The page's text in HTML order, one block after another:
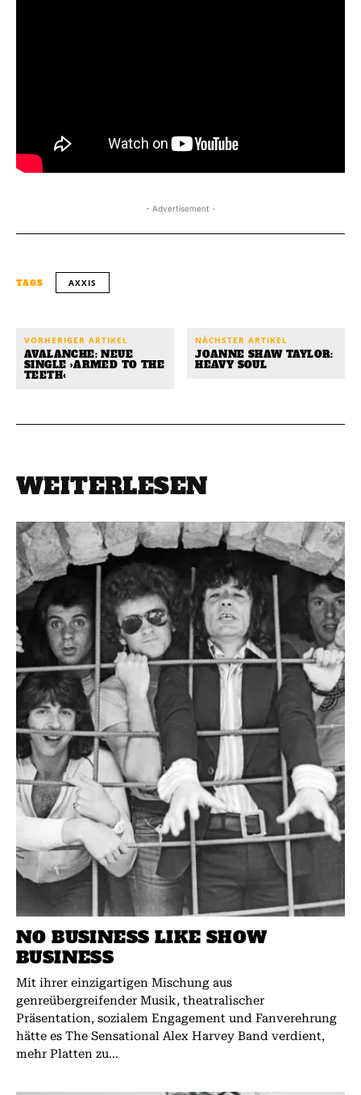
- Advertisement -
TAGS AXXIS
VORHERIGER ARTIKEL
AVALANCHE: NEUE
SINGLE ›ARMED TO THE
TEETH‹
NÄCHSTER ARTIKEL
JOANNE SHAW TAYLOR:
HEAVY SOUL
WEITERLESEN
NO BUSINESS LIKE SHOW
BUSINESS
Mit ihrer einzigartigen Mischung aus
genreübergreifender Musik, theatralischer
Präsentation, sozialem Engagement und Fanverehrung
hätte es The Sensational Alex Harvey Band verdient,
mehr Platten zu...